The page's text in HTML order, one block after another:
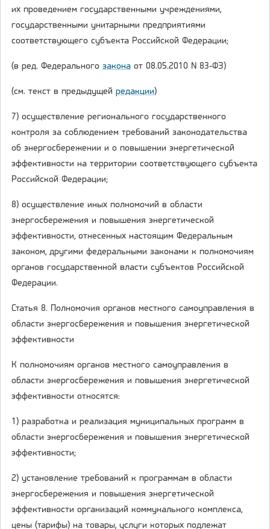
их проведением государственными учреждениями,
государственными унитарными предприятиями
соответствующего субъекта Российской Федерации;
(в ред. Федерального закона от 08.05.2010 N 83-ФЗ)
(см. текст в предыдущей редакции)
7) осуществление регионального государственного
контроля за соблюдением требований законодательства
об энергосбережении и о повышении энергетической
эффективности на территории соответствующего субъекта
Российской Федерации;
8) осуществление иных полномочий в области
энергосбережения и повышения энергетической
эффективности, отнесенных настоящим Федеральным
законом, другими федеральными законами к полномочиям
органов государственной власти субъектов Российской
Федерации.
Статья 8. Полномочия органов местного самоуправления в
области энергосбережения и повышения энергетической
эффективности
К полномочиям органов местного самоуправления в
области энергосбережения и повышения энергетической
эффективности относятся:
1) разработка и реализация муниципальных программ в
области энергосбережения и повышения энергетической
эффективности;
2) установление требований к программам в области
энергосбережения и повышения энергетической
эффективности организаций коммунального комплекса,
цены (тарифы) на товары, услуги которых подлежат